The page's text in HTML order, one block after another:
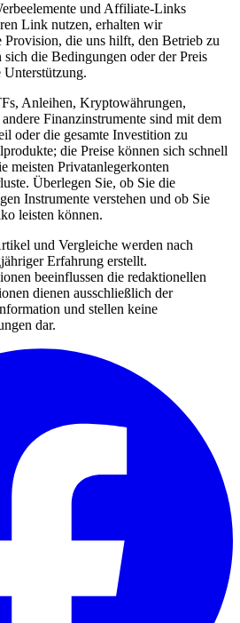
und Affiliate-Links
Link nutzen, erhalten wir
die uns hilft, den Betrieb zu
die Bedingungen oder der Preis
Anleihen, Kryptowährungen,
Finanzinstrumente sind mit dem
oder die gesamte Investition zu
die Preise können sich schnell
meisten Privatanlegerkonten
Überlegen Sie, ob Sie die
Instrumente verstehen und ob Sie
leisten können.
und Vergleiche werden nach
Erfahrung erstellt.
beeinflussen die redaktionellen
dienen ausschließlich der
und stellen keine
dar.